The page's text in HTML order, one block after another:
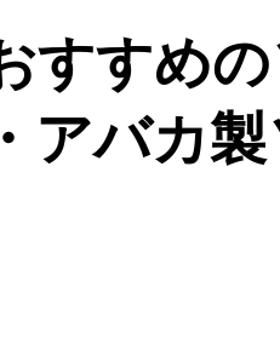
すすめ
アバカ